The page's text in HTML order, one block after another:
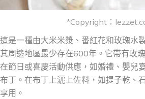
*Copyright：
這是一種由大米米漿、番紅花和玫瑰水
其周邊地區最少存在600年。它帶有玫
在節日或喜慶活動供應，如婚禮、嬰兒
布丁。在布丁上灑上佐料，如提子乾、
享用。